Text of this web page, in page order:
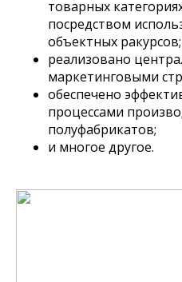
товарных
посредством
объектных ракурсов;
реализовано
маркетинговыми
обеспечено
процессами
полуфабрикатов;
и многое другое.